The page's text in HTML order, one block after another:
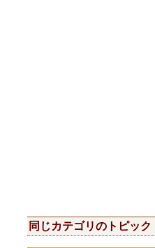
同じカテゴリのトピック